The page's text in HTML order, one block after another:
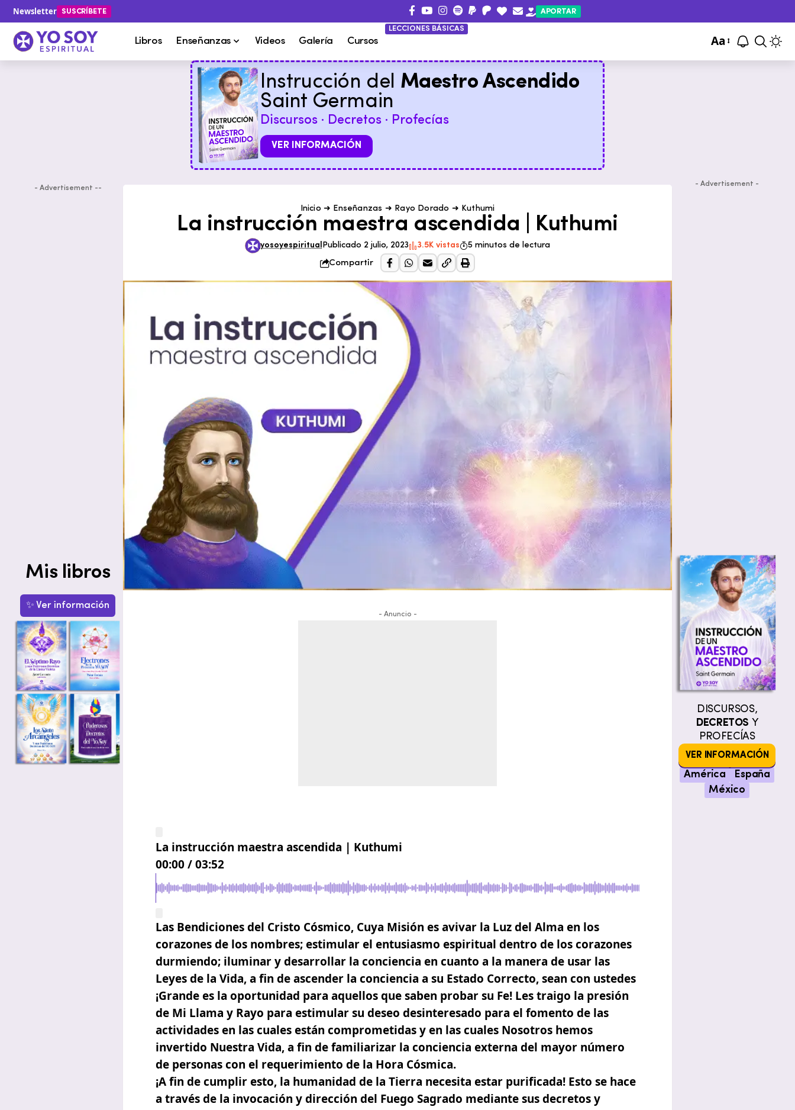
Newsletter SUSCRÍBETE APORTAR
Libros Enseñanzas Videos Galería Cursos
LECCIONES BÁSICAS
Aa
Instrucción del Maestro Ascendido
Saint Germain
Discursos · Decretos · Profecías
VER INFORMACIÓN
- Advertisement --
Mis libros
✨ Ver información
Inicio➜ Enseñanzas ➜ Rayo Dorado ➜ Kuthumi
La instrucción maestra ascendida | Kuthumi
yosoyespiritual Publicado 2 julio, 2023 3.5K vistas
5 minutos de lectura
Compartir
- Anuncio -
La instrucción maestra ascendida | Kuthumi
00:00 / 03:52
Las Bendiciones del Cristo Cósmico, Cuya Misión es avivar la Luz del Alma en los
corazones de los nombres; estimular el entusiasmo espiritual dentro de los corazones
durmiendo; iluminar y desarrollar la conciencia en cuanto a la manera de usar las
Leyes de la Vida, a fin de ascender la conciencia a su Estado Correcto, sean con ustedes
¡Grande es la oportunidad para aquellos que saben probar su Fe!Les traigo la presión
de Mi Llama y Rayo para estimular su deseo desinteresado para el fomento de las
actividades en las cuales están comprometidas y en las cuales Nosotros hemos
invertido Nuestra Vida, a fin de familiarizar la conciencia externa del mayor número
de personas con el requerimiento de la Hora Cósmica.
¡A fin de cumplir esto, la humanidad de la Tierra necesita estar purificada! Esto se hace
a través de la invocación y dirección del Fuego Sagrado mediante sus decretos y
- Advertisement -
DISCURSOS,
DECRETOS Y
PROFECÍAS
VER INFORMACIÓN
América
España
México